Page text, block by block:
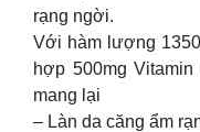
rạng ngời.
Với hàm lượng
hợp 500mg
mang lại
– Làn da căng ẩm